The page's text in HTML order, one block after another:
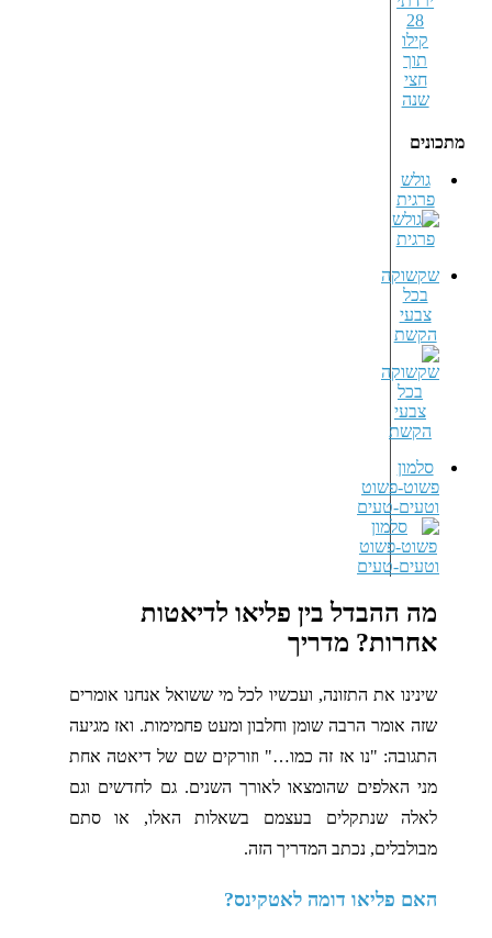
מתכונים
גולש
פרגית
שקשוקה
בכל
צבעי
הקשת
סלמון
פשוט-פשוט
וטעים-טעים
מה ההבדל בין פליאו לדיאטות
אחרות? מדריך
שינינו את התזונה, ועכשיו לכל מי ששואל אנחנו אומרים
שזה אומר הרבה שומן וחלבון ומעט פחמימות. ואז מגיעה
התגובה: "נו אז זה כמו…" וזורקים שם של דיאטה אחת
מני האלפים שהומצאו לאורך השנים. גם לחדשים וגם
לאלה שנתקלים בעצמם בשאלות האלו, או סתם
מבולבלים, נכתב המדריך הזה.
האם פליאו דומה לאטקינס?